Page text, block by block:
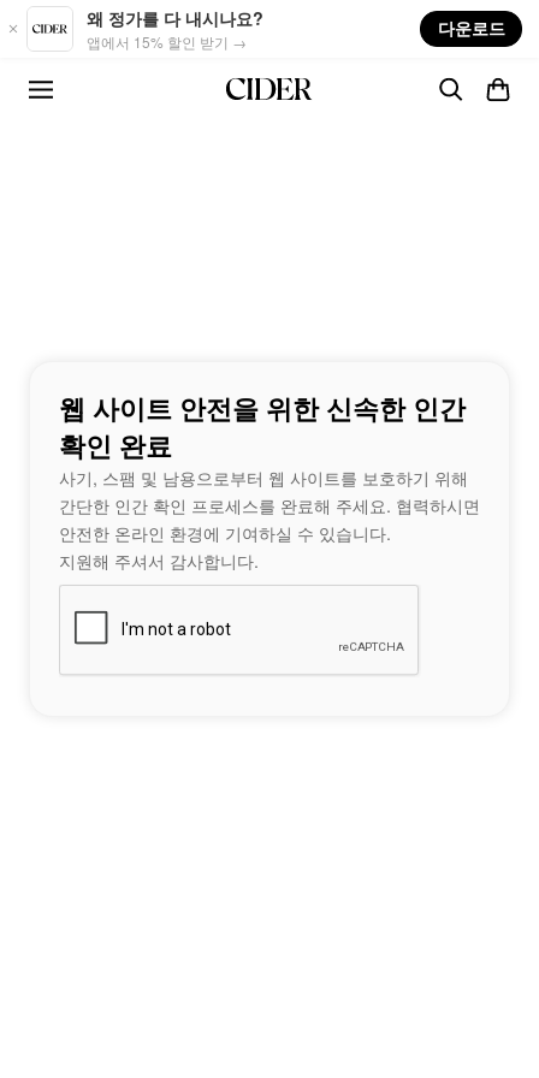
Skip to main content
왜 정가를 다 내시나요?
앱에서 15% 할인 받기 →
다운로드
웹 사이트 안전을 위한 신속한 인간
확인 완료
사기, 스팸 및 남용으로부터 웹 사이트를 보호하기 위해
간단한 인간 확인 프로세스를 완료해 주세요. 협력하시면
안전한 온라인 환경에 기여하실 수 있습니다.
지원해 주셔서 감사합니다.